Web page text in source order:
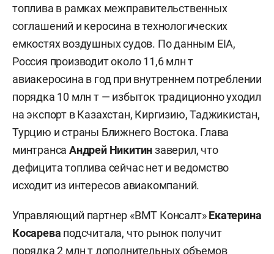
топлива в рамках межправительственных
соглашений и керосина в технологических
емкостях воздушных судов. По данным EIA,
Россия производит около 11,6 млн т
авиакеросина в год при внутреннем потреблении
порядка 10 млн т — избыток традиционно уходил
на экспорт в Казахстан, Киргизию, Таджикистан,
Турцию и страны Ближнего Востока. Глава
минтрансаАндрей Никитинзаверил, что
дефицита топлива сейчас нет и ведомство
исходит из интересов авиакомпаний.
Управляющий партнер «ВМТ Консалт»Екатерина
Косарева подсчитала, что рынок получит
порядка 2 млн т дополнительных объемов